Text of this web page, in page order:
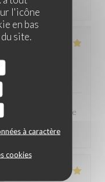
l'icône
en bas
site.
à caractère
cookies
/5
mangé, à l'ombre